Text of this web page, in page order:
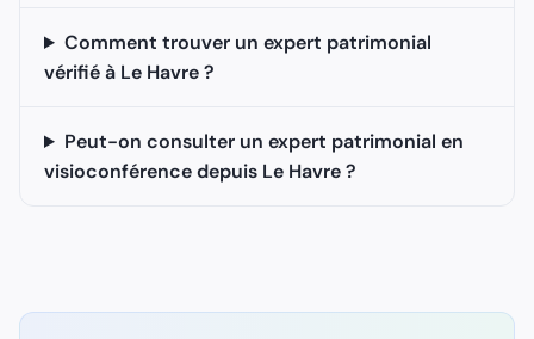
Comment trouver un expert patrimonial
vérifié à Le Havre ?
Peut-on consulter un expert patrimonial en
visioconférence depuis Le Havre ?